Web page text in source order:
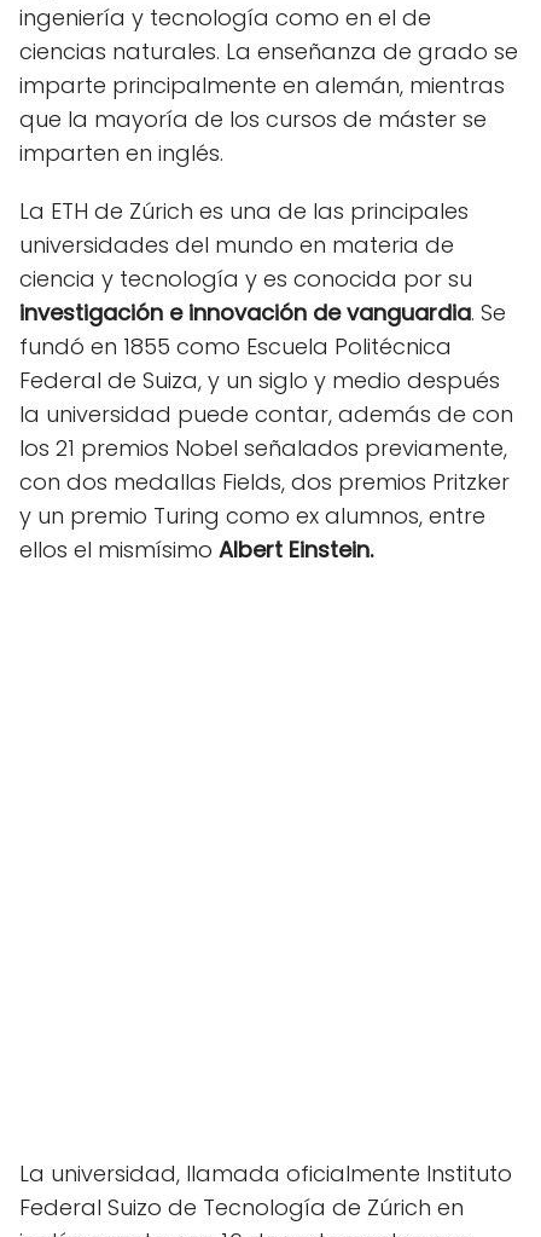
ingeniería y tecnología como en el de
ciencias naturales. La enseñanza de grado se
imparte principalmente en alemán, mientras
que la mayoría de los cursos de máster se
imparten en inglés.
La ETH de Zúrich es una de las principales
universidades del mundo en materia de
ciencia y tecnología y es conocida por su
investigación e innovación de vanguardia. Se
fundó en 1855 como Escuela Politécnica
Federal de Suiza, y un siglo y medio después
la universidad puede contar, además de con
los 21 premios Nobel señalados previamente,
con dos medallas Fields, dos premios Pritzker
y un premio Turing como ex alumnos, entre
ellos el mismísimo Albert Einstein.
La universidad, llamada oficialmente Instituto
Federal Suizo de Tecnología de Zúrich en